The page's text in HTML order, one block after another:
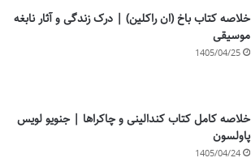
خلاصه کتاب باخ (ان راکلین) | درک زندگی و آثار نابغه
موسیقی
1405/04/25
خلاصه کامل کتاب کندالینی و چاکراها | جنویو لویس
پاولسون
1405/04/24